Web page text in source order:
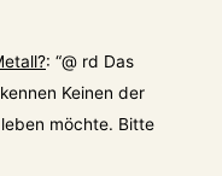
: “@ rd Das
Keinen der
möchte. Bitte